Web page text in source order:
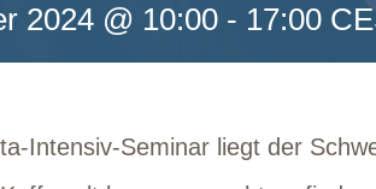
2024 @ 10:00 - 17:00
Intensiv-Seminar liegt der